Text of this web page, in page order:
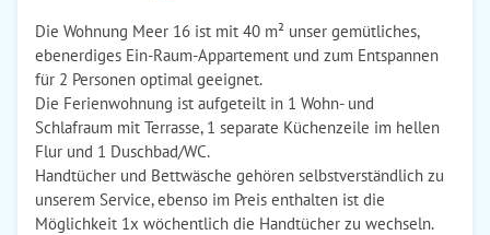
Die Wohnung Meer 16 ist mit 40 m² unser gemütliches,
ebenerdiges Ein-Raum-Appartement und zum Entspannen
für 2 Personen optimal geeignet.
Die Ferienwohnung ist aufgeteilt in 1 Wohn- und
Schlafraum mit Terrasse, 1 separate Küchenzeile im hellen
Flur und 1 Duschbad/WC.
Handtücher und Bettwäsche gehören selbstverständlich zu
unserem Service, ebenso im Preis enthalten ist die
Möglichkeit 1x wöchentlich die Handtücher zu wechseln.